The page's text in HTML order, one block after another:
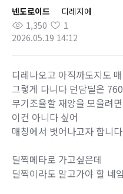
넨도로이드
디레지에
1,350
1
2026.05.19 14:12
디레나오고 아직까도지도
그렇게 다니다 던담딜은
무기조율할 재앙을 모을려
이건 아니다 싶어
매칭에서 벗어나고자 합니
딜찍메타로 가고싶은데
딜찍이라도 알고가야 할 네